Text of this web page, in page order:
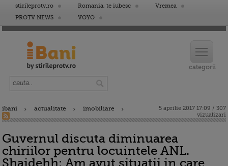
stirileprotv.ro Romania, te iubesc
Vremea
PROTV NEWS
VOYO
ibani actualitate imobiliare
5 aprilie 2017 17:09 / 307
vizualizari
Guvernul discuta diminuarea
chiriilor pentru locuintele ANL.
Shaidehh: Am avut situatii in care